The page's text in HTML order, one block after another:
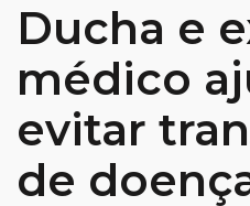
Ducha e
médico
evitar
de